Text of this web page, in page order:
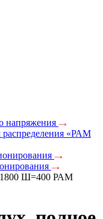
напряжения
распределения «РАМ
Ш=400 РАМ